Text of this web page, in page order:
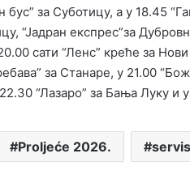
бус” за Суботицу, а у 18.45
“Јадран експрес”за
сати “Ленс” креће за
за Станаре, у 21.00
“Лазаро” за Бања Луку и
Proljeće 2026.